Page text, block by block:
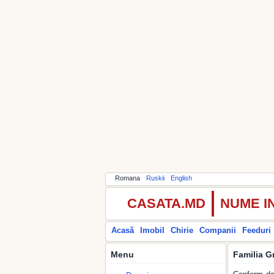
Romana Ruskii English
CASATA.MD NUME
Acasă Imobil Chirie Companii Feeduri
Menu Familia